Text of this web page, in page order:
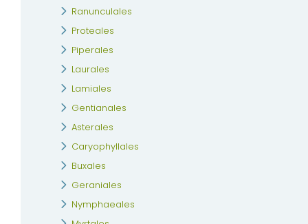
Ranunculales
Proteales
Piperales
Laurales
Lamiales
Gentianales
Asterales
Caryophyllales
Buxales
Geraniales
Nymphaeales